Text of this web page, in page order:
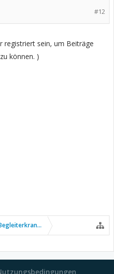
#12
registriert sein, um Beiträge
können. )